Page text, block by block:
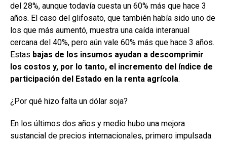
del 28%, aunque todavía cuesta un 60% más que hace 3
años. El caso del glifosato, que también había sido uno de
los que más aumentó, muestra una caída interanual
cercana del 40%, pero aún vale 60% más que hace 3 años.
Estas bajas de los insumos ayudan a descomprimir
los costos y, por lo tanto, el incremento del índice de
participación del Estado en la renta agrícola.
¿Por qué hizo falta un dólar soja?
En los últimos dos años y medio hubo una mejora
sustancial de precios internacionales, primero impulsada